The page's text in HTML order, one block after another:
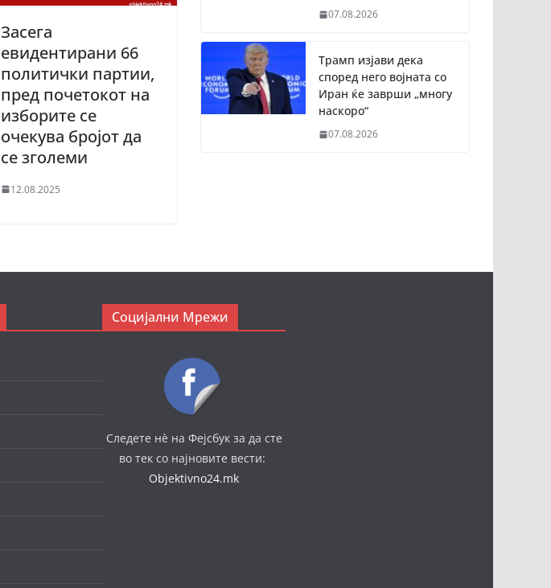
Засега
евидентирани 66
политички партии,
пред почетокот на
изборите се
очекува бројот да
се зголеми
12.08.2025
07.08.2026
Трамп изјави дека
според него војната со
Иран ќе заврши „многу
наскоро“
07.08.2026
Социјални Мрежи
Следете нè на Фејсбук за да сте
во тек со најновите вести:
Objektivno24.mk